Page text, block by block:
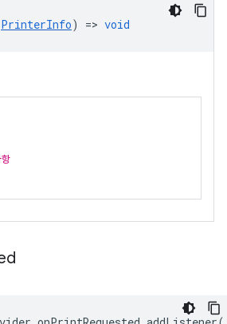
PrinterInfo) => void